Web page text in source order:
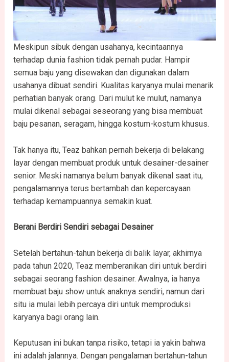
Meskipun sibuk dengan usahanya, kecintaannya
terhadap dunia fashion tidak pernah pudar. Hampir
semua baju yang disewakan dan digunakan dalam
usahanya dibuat sendiri. Kualitas karyanya mulai menarik
perhatian banyak orang. Dari mulut ke mulut, namanya
mulai dikenal sebagai seseorang yang bisa membuat
baju pesanan, seragam, hingga kostum-kostum khusus.
Tak hanya itu, Teaz bahkan pernah bekerja di belakang
layar dengan membuat produk untuk desainer-desainer
senior. Meski namanya belum banyak dikenal saat itu,
pengalamannya terus bertambah dan kepercayaan
terhadap kemampuannya semakin kuat.
Berani Berdiri Sendiri sebagai Desainer
Setelah bertahun-tahun bekerja di balik layar, akhirnya
pada tahun 2020, Teaz memberanikan diri untuk berdiri
sebagai seorang fashion desainer. Awalnya, ia hanya
membuat baju show untuk anaknya sendiri, namun dari
situ ia mulai lebih percaya diri untuk memproduksi
karyanya bagi orang lain.
Keputusan ini bukan tanpa risiko, tetapi ia yakin bahwa
ini adalah jalannya. Dengan pengalaman bertahun-tahun